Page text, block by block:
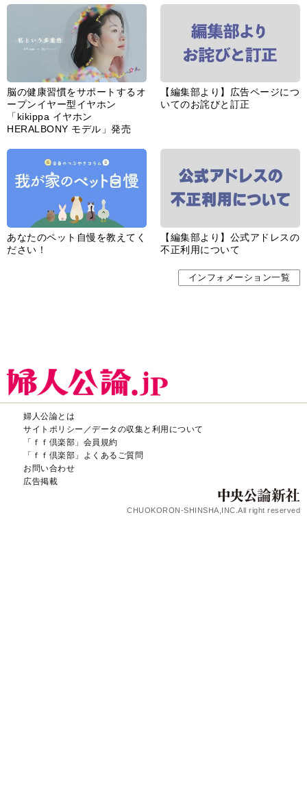
脳の健康習慣をサポートするオ
ープンイヤー型イヤホン
「kikippa イヤホン
HERALBONY モデル」発売
【編集部より】広告ページにつ
いてのお詫びと訂正
あなたのペット自慢を教えてく
ださい！
【編集部より】公式アドレスの
不正利用について
インフォメーション一覧
婦人公論とは
サイトポリシー／データの収集と利用について
「ｆｆ倶楽部」会員規約
「ｆｆ倶楽部」よくあるご質問
お問い合わせ
広告掲載
CHUOKORON-SHINSHA,INC.All right reserved